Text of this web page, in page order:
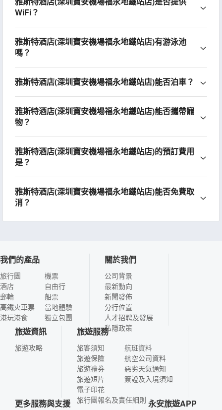
WiFi？
雅斯特酒店(深圳寶安機場福永地鐵站店)有游泳池
嗎？
雅斯特酒店(深圳寶安機場福永地鐵站店)能否泊車？
雅斯特酒店(深圳寶安機場福永地鐵站店)能否攜帶寵
物？
雅斯特酒店(深圳寶安機場福永地鐵站店)的預訂費用
是？
雅斯特酒店(深圳寶安機場福永地鐵站店)能否免費取
消？
我們的產品
旅行團
酒店
郵輪
高鐵火車票
港玩港食
機票
自由行
船票
當地體驗
獨立包團
關於我們
公司背景
最新動向
新聞發佈
分行位置
人才招聘及發展
私隱政策
旅遊資訊
旅遊攻略
旅遊服務
旅客須知
旅遊保險
旅遊禮券
旅遊短片
電子印花
航班資料
航空公司資料
惡劣天氣通知
簽證及入境須知
旅行團報名及責任細則
更多服務與支援 永安旅遊APP